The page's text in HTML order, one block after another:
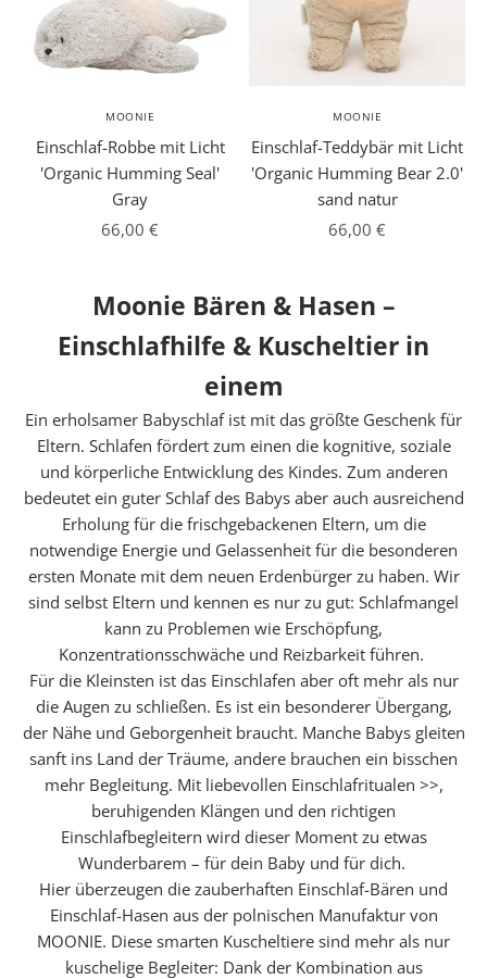
MOONIE
Einschlaf-Robbe mit Licht
'Organic Humming Seal'
Gray
Angebot
66,00 €
MOONIE
Einschlaf-Teddybär mit Licht
'Organic Humming Bear 2.0'
sand natur
Angebot
66,00 €
Moonie Bären & Hasen –
Einschlafhilfe & Kuscheltier in
einem
Ein erholsamer Babyschlaf ist mit das größte Geschenk für
Eltern. Schlafen fördert zum einen die kognitive, soziale
und körperliche Entwicklung des Kindes. Zum anderen
bedeutet ein guter Schlaf des Babys aber auch ausreichend
Erholung für die frischgebackenen Eltern, um die
notwendige Energie und Gelassenheit für die besonderen
ersten Monate mit dem neuen Erdenbürger zu haben. Wir
sind selbst Eltern und kennen es nur zu gut: Schlafmangel
kann zu Problemen wie Erschöpfung,
Konzentrationsschwäche und Reizbarkeit führen.
Für die Kleinsten ist das Einschlafen aber oft mehr als nur
die Augen zu schließen. Es ist ein besonderer Übergang,
der Nähe und Geborgenheit braucht. Manche Babys gleiten
sanft ins Land der Träume, andere brauchen ein bisschen
mehr Begleitung. Mit liebevollen Einschlafritualen >>,
beruhigenden Klängen und den richtigen
Einschlafbegleitern wird dieser Moment zu etwas
Wunderbarem – für dein Baby und für dich.
Hier überzeugen die zauberhaften Einschlaf-Bären und
Einschlaf-Hasen aus der polnischen Manufaktur von
MOONIE. Diese smarten Kuscheltiere sind mehr als nur
kuschelige Begleiter: Dank der Kombination aus